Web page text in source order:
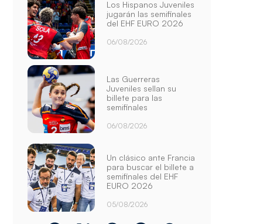
Los Hispanos Juveniles
jugarán las semifinales
del EHF EURO 2026
06/08/2026
Las Guerreras
Juveniles sellan su
billete para las
semifinales
06/08/2026
Un clásico ante Francia
para buscar el billete a
semifinales del EHF
EURO 2026
05/08/2026